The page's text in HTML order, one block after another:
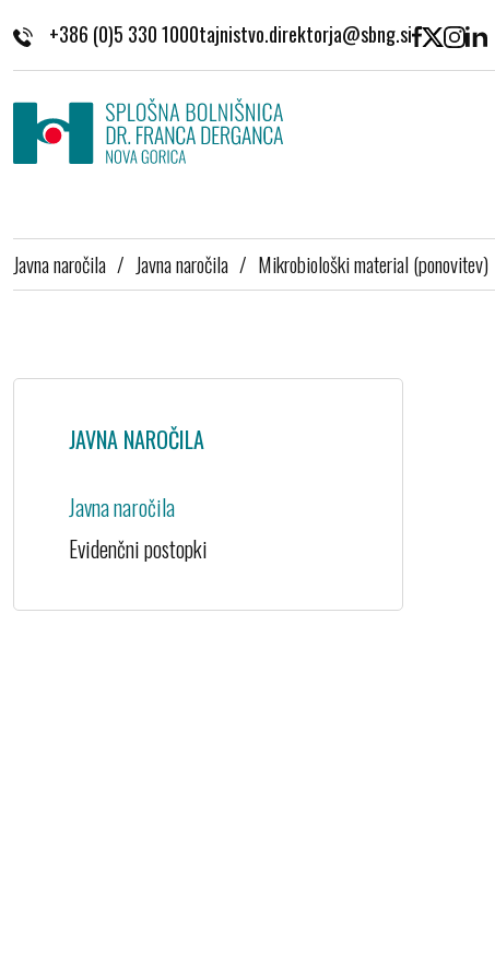
+386 (0)5 330 1000
Javna naročila / Javna naročila / Mikrobiološki material (ponovitev)
JAVNA NAROČILA
Javna naročila
Evidenčni postopki